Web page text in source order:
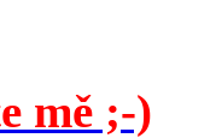
mě ;-)